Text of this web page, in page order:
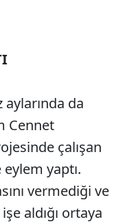
da
Cennet
çalışan
yaptı.
vermediği ve
aldığı ortaya